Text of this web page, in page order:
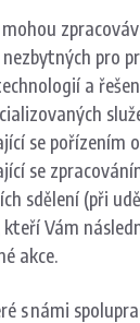
pro
a
se pořízením
se
sdělení (při
Vám
akce.
s námi